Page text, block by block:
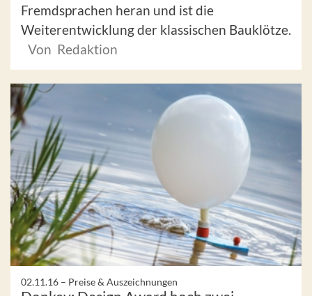
Fremdsprachen heran und ist die
Weiterentwicklung der klassischen Bauklötze.
Von Redaktion
02.11.16 – Preise & Auszeichnungen